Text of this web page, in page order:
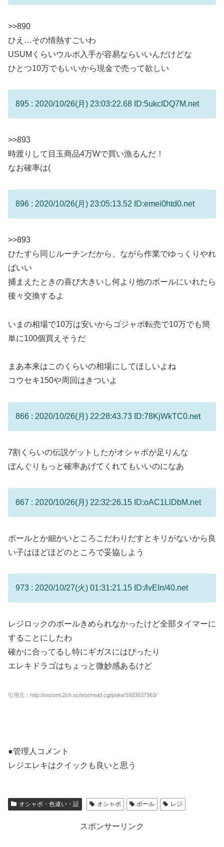
>>890
ひえ…その情熱すごいわ
USUMくらいウルボ入手が容易ならいいんだけどな
ひとつ10万でもいいから現金で売って欲しい
895 : 2020/10/26(月) 23:03:22.68 ID:5ukcIDQ7M.net
>>893
時渡りして目玉商品4万Wで買い漁るんだ！
なお確率は(
896 : 2020/10/26(月) 23:05:13.52 ID:emei0htd0.net
>>893
ひたすら同じルーチンだから、ながら作業でゆっくりやれ
ばいい
捕まえたときの喜び大きいし何より他のボールにいれたら
後々交換するよ
いまの相場で10万は安いからゴジャボ転売で10万でも簡
単に100個買えそうだ
まあ本来はこのくらいの相場にしてほしいよね
コウセキ150や周回はきついよ
866 : 2020/10/26(月) 22:28:43.73 ID:78KjWkTC0.net
7割くらいの伝説ゲットしたがオシャボが足りんな
ぼんぐりもっと確率あげてくれてもいいのになあ
867 : 2020/10/26(月) 22:32:26.15 ID:oAC1LlDbM.net
ボールとか細かいところこだわりだすとキリがないから良
い子はほどほどのところで妥協しよう
973 : 2020/10/27(火) 01:31:21.15 ID:/lvEIn/40.net
レジロックのボールきめられなかったけど全部タイマーに
することにしたわ
確かに合ってるし特にギガスにはぴったり
エレキドラゴはちょっと微妙感あるけど
引用元：http://nozomi.2ch.sc/test/read.cgi/poke/1603637363/
●管理人コメント
レジエレキはクイックも良いと思う
オシャボ・色違い・証 オシャボ ボール レジ
スポンサーリンク